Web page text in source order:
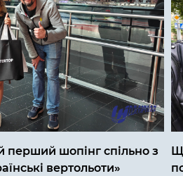
перший шопінг спільно з
вертольоти»